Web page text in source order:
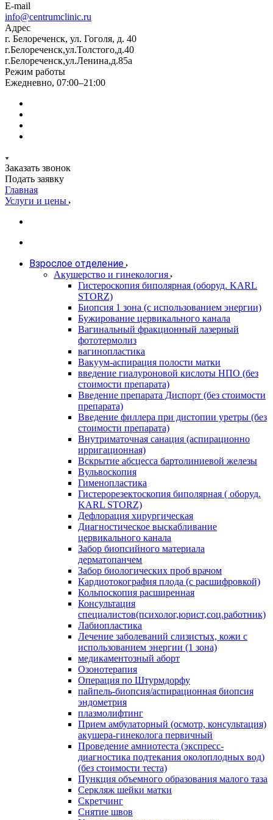
E-mail
info@centrumclinic.ru
Адрес
г. Белореченск, ул. Гоголя, д. 40
г.Белореченск,ул.Толстого,д.40
г.Белореченск,ул.Ленина,д.85а
Режим работы
Ежедневно, 07:00–21:00
Заказать звонок
Подать заявку
Главная
Услуги и цены
Взрослое отделение
Акушерство и гинекология
Гистероскопия биполярная (оборуд. KARL
STORZ)
Биопсия 1 зона (с использованием энергии)
Бужирование цервикального канала
Вагинальный фракционный лазерный
фототермолиз
вагинопластика
Вакуум-аспирация полости матки
введение гиалуроновой кислоты НПО (без
стоимости препарата)
Введение препарата Диспорт (без стоимости
препарата)
Введение филлера при дистопии уретры (без
стоимости препарата)
Внутриматочная санация (аспирационно
ирригационная)
Вскрытие абсцесса бартолиниевой железы
Вульвоскопия
Гименопластика
Гистерорезектоскопия биполярная ( оборуд.
KARL STORZ)
Дефлорация хирургическая
Диагностическое выскабливание
цервикального канала
Забор биопсийного материала
дерматопанчем
Забор биологических проб врачом
Кардиотокография плода (с расшифровкой)
Кольпоскопия расширенная
Консультация
специалистов(психолог,юрист,соц.работник)
Лабиопластика
Лечение заболеваний слизистых, кожи с
использованием энергии (1 зона)
медикаментозный аборт
Озонотерапия
Операция по Штурмдорфу
пайпель-биопсия/аспирационная биопсия
эндометрия
плазмолифтинг
Прием амбулаторный (осмотр, консультация)
акушера-гинеколога первичный
Проведение амниотеста (экспресс-
диагностика подтекания околоплодных вод)
(без стоимости теста)
Пункция объемного образования малого таза
Серкляж шейки матки
Скретчинг
Снятие швов